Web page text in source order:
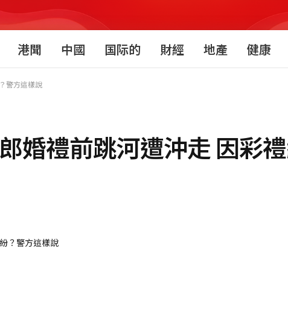
港聞 中國 国际的 財經 地產 健康
警方這樣說
婚禮前跳河遭沖走 因彩